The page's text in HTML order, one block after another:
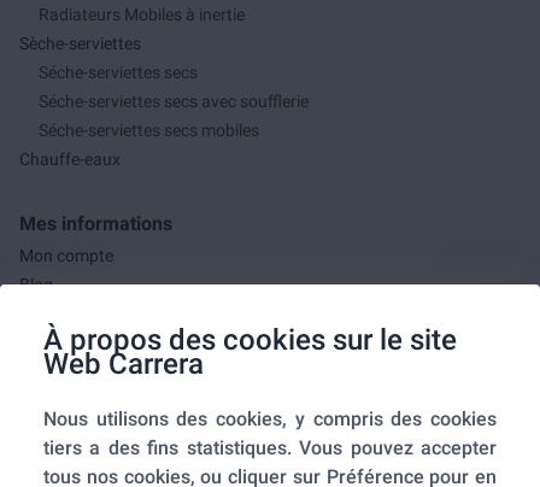
À propos des cookies sur le site
Web Carrera
Nous utilisons des cookies, y compris des cookies
tiers a des fins statistiques. Vous pouvez accepter
tous nos cookies, ou cliquer sur Préférence pour en
Radiateurs Mobiles à inertie
Sèche-serviettes
Séche-serviettes secs
Séche-serviettes secs avec soufflerie
Séche-serviettes secs mobiles
Chauffe-eaux
Mes informations
Mon compte
Blog
Mes commandes
A propos de nous
A propos
Mentions légales